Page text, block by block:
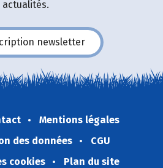
actualités.
newsletter
Mentions légales
des données
CGU
cookies
Plan du site